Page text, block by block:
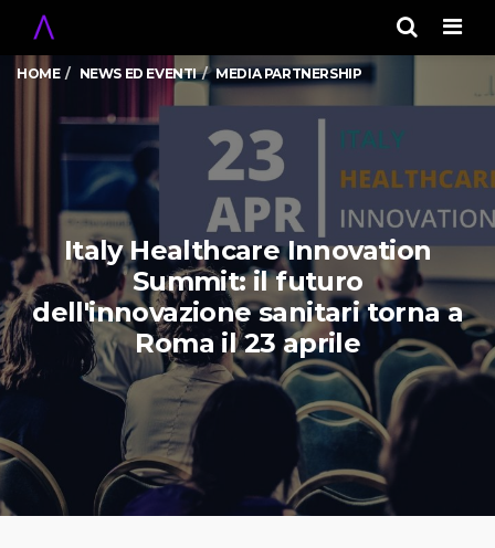
HOME NEWS ED EVENTI MEDIA PARTNERSHIP
Italy Healthcare Innovation
Summit: il futuro
dell'innovazione sanitari torna a
Roma il 23 aprile